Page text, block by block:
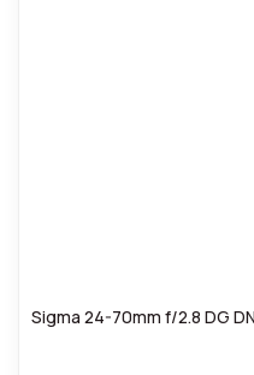
Sigma 24-70mm f/2.8 DG